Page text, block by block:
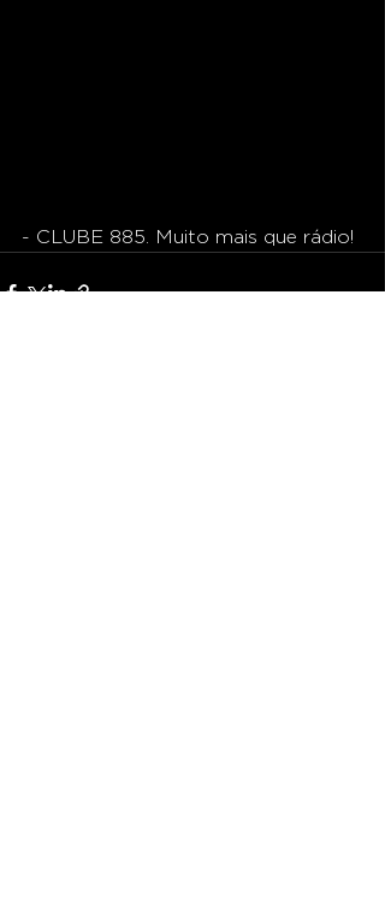
- CLUBE 885. Muito mais que rádio!